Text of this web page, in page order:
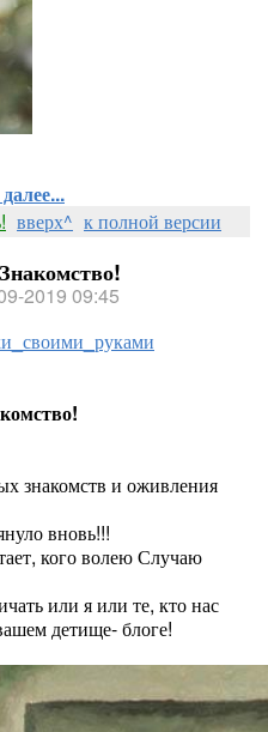
вверх^ к полной версии
2019 09:45
знакомств и оживления
вновь!!!
кого волею Случаю
или я или те, кто нас
детище- блоге!